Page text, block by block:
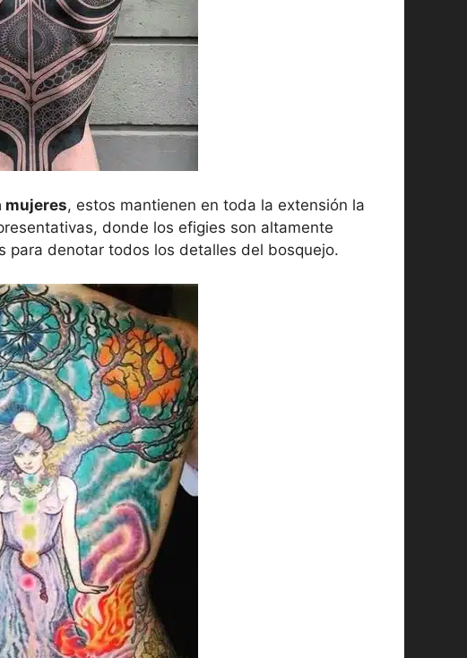
mujeres, estos mantienen en toda la extensión la
donde los efigies son altamente
para denotar todos los detalles del bosquejo.